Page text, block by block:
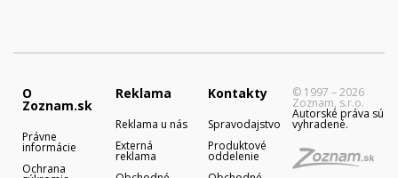
O
Zoznam.sk
Právne
informácie
Ochrana
Reklama
Reklama u nás
Externá
reklama
Kontakty
Spravodajstvo
Produktové
oddelenie
© 1997 – 2026
Zoznam, s.r.o.
Autorské práva sú
vyhradené.